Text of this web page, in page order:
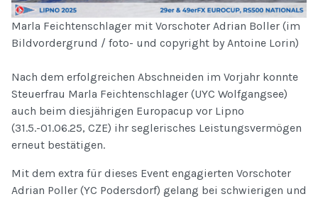
Marla Feichtenschlager mit Vorschoter Adrian Boller (im
Bildvordergrund / foto- und copyright by Antoine Lorin)
Nach dem erfolgreichen Abschneiden im Vorjahr konnte
Steuerfrau Marla Feichtenschlager (UYC Wolfgangsee)
auch beim diesjährigen Europacup vor Lipno
(31.5.-01.06.25, CZE) ihr seglerisches Leistungsvermögen
erneut bestätigen.
Mit dem extra für dieses Event engagierten Vorschoter
Adrian Poller (YC Podersdorf) gelang bei schwierigen und